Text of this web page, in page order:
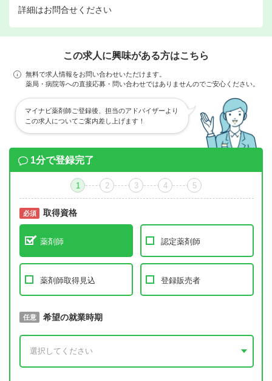
詳細はお問合せください
この求人に興味がある方はこちら
無料で求人情報をお問い合わせいただけます。
薬局・病院等への直接応募・問い合わせではありませんのでご安心ください。
マイナビ薬剤師ご登録後、担当のアドバイザーより
この求人についてご案内差し上げます！
1分で登録完了
1 2 3 4 5
必須 取得資格
薬剤師 認定薬剤師
薬剤師取得見込 登録販売者
必須 取得予定年
任意 希望の就業時期